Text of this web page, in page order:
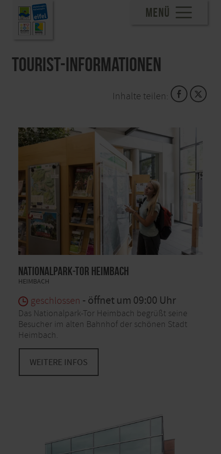
MENÜ
Tourist-Informationen
Inhalte teilen:
Nationalpark-Tor Heimbach
HEIMBACH
geschlossen - öffnet um 09:00 Uhr
Das Nationalpark-Tor Heimbach begrüßt seine
Besucher im alten Bahnhof der schönen Stadt
Heimbach.
WEITERE INFOS